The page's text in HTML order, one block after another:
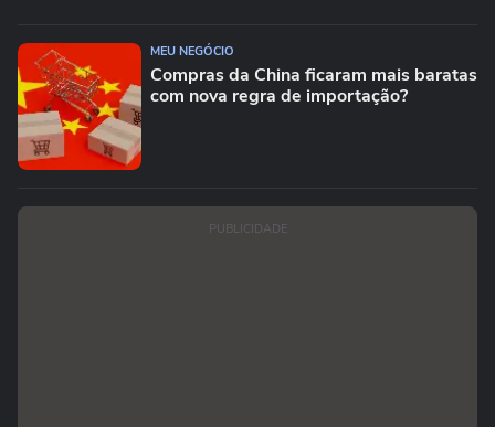
MEU NEGÓCIO
Compras da China ficaram mais baratas
com nova regra de importação?
PUBLICIDADE